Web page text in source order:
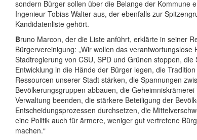
sondern Bürger sollen über die Belange der Kommune
Ingenieur Tobias Walter aus, der ebenfalls zur
Kandidatenliste gehört.
Bruno Marcon, der die Liste anführt, erklärte in seiner
Bürgervereinigung: „Wir wollen das verantwortungslose
Stadtregierung von CSU, SPD und Grünen stoppen, die
Entwicklung in die Hände der Bürger legen, die
Ressourcen unserer Stadt stärken, die Spannungen
Bevölkerungsgruppen abbauen, die Geheimniskrämerei
Verwaltung beenden, die stärkere Beteiligung der
Entscheidungsprozessen durchsetzen, die
eine Politik auch für ärmere, weniger gut vertretene
machen.“